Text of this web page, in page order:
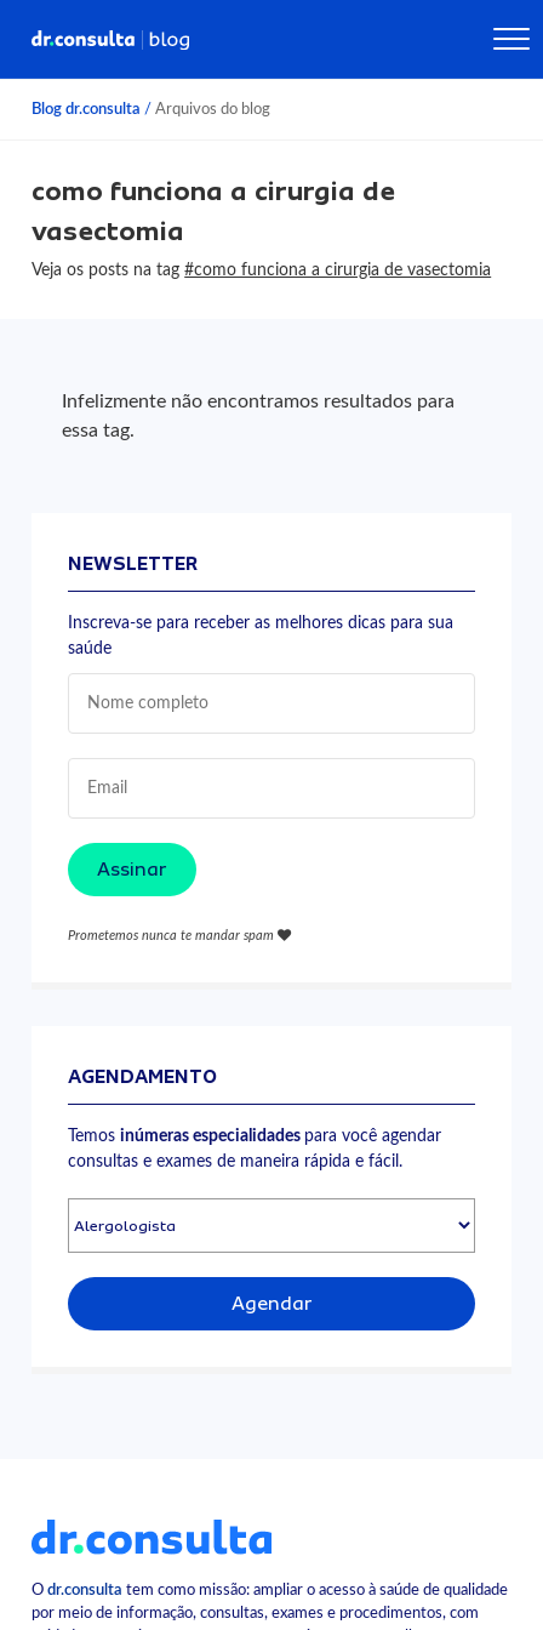
Blog dr.consulta / Arquivos do blog
como funciona a cirurgia de
vasectomia
Veja os posts na tag#como funciona a cirurgia de vasectomia
Infelizmente não encontramos resultados para
essa tag.
NEWSLETTER
Inscreva-se para receber as melhores dicas para sua
saúde
Assinar
Prometemos nunca te mandar spam
AGENDAMENTO
Temosinúmeras especialidades para você agendar
consultas e exames de maneira rápida e fácil.
Agendar
Odr.consulta tem como missão: ampliar o acesso à saúde de qualidade
por meio de informação, consultas, exames e procedimentos, com